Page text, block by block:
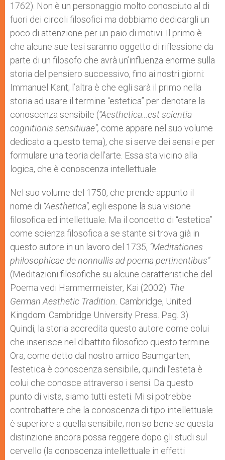
1762). Non è un personaggio molto conosciuto al di
fuori dei circoli filosofici ma dobbiamo dedicargli un
poco di attenzione per un paio di motivi. Il primo è
che alcune sue tesi saranno oggetto di riflessione da
parte di un filosofo che avrà un’influenza enorme sulla
storia del pensiero successivo, fino ai nostri giorni:
Immanuel Kant; l’altra è che egli sarà il primo nella
storia ad usare il termine “estetica” per denotare la
conoscenza sensibile (“Aesthetica…est scientia
cognitionis sensitiuae”, come appare nel suo volume
dedicato a questo tema), che si serve dei sensi e per
formulare una teoria dell’arte. Essa sta vicino alla
logica, che è conoscenza intellettuale.
Nel suo volume del 1750, che prende appunto il
nome di “Aesthetica”, egli espone la sua visione
filosofica ed intellettuale. Ma il concetto di “estetica”
come scienza filosofica a se stante si trova già in
questo autore in un lavoro del 1735, “Meditationes
philosophicae de nonnullis ad poema pertinentibus”
(Meditazioni filosofiche su alcune caratteristiche del
Poema vedi Hammermeister, Kai (2002). The
German Aesthetic Tradition. Cambridge, United
Kingdom: Cambridge University Press. Pag. 3).
Quindi, la storia accredita questo autore come colui
che inserisce nel dibattito filosofico questo termine.
Ora, come detto dal nostro amico Baumgarten,
l’estetica è conoscenza sensibile, quindi l’esteta è
colui che conosce attraverso i sensi. Da questo
punto di vista, siamo tutti esteti. Mi si potrebbe
controbattere che la conoscenza di tipo intellettuale
è superiore a quella sensibile; non so bene se questa
distinzione ancora possa reggere dopo gli studi sul
cervello (la conoscenza intellettuale in effetti